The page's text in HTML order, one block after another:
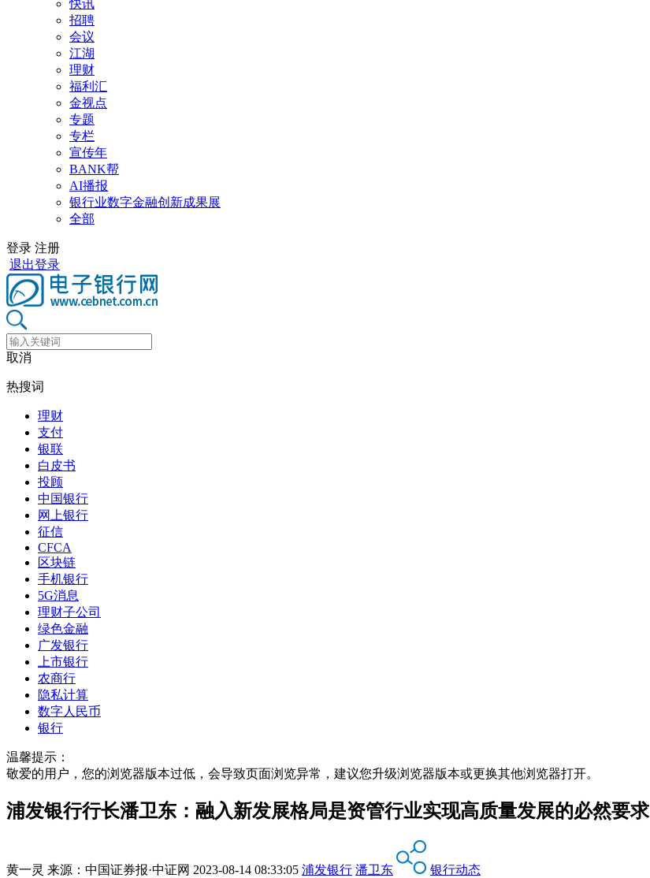
快讯
招聘
会议
江湖
理财
福利汇
金视点
专题
专栏
宣传年
BANK帮
AI播报
银行业数字金融创新成果展
全部
登录 注册
退出登录
取消
热搜词
理财
支付
银联
白皮书
投顾
中国银行
网上银行
征信
CFCA
区块链
手机银行
5G消息
理财子公司
绿色金融
广发银行
上市银行
农商行
隐私计算
数字人民币
银行
温馨提示：
敬爱的用户，您的浏览器版本过低，会导致页面浏览异常，建议您升级浏览器版本或更换其他浏览器打开。
浦发银行行长潘卫东：融入新发展格局是资管行业实现高质量发展的必然要求
黄一灵 来源： 中国证券报·中证网 2023-08-14 08:33:05 浦发银行 潘卫东
银行动态